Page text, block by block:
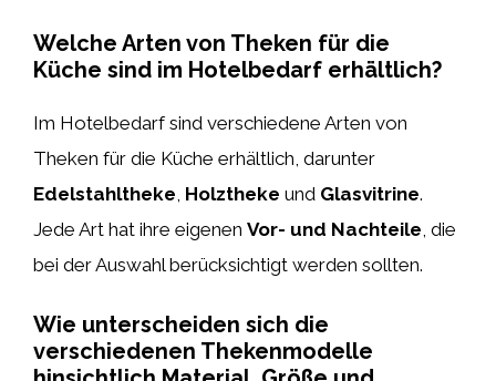
Welche Arten von Theken für die
Küche sind im Hotelbedarf erhältlich?
Im Hotelbedarf sind verschiedene Arten von
Theken für die Küche erhältlich, darunter
Edelstahltheke, Holztheke und Glasvitrine.
Jede Art hat ihre eigenen Vor- und Nachteile, die
bei der Auswahl berücksichtigt werden sollten.
Wie unterscheiden sich die
verschiedenen Thekenmodelle